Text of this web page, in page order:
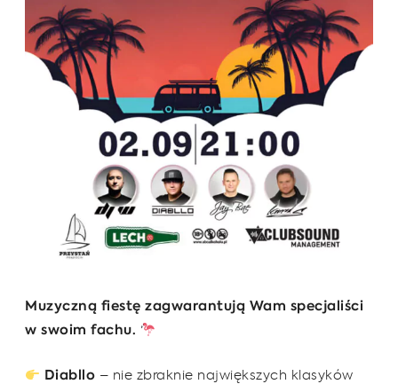
Muzyczną fiestę zagwarantują Wam specjaliści
w swoim fachu.
Diabllo – nie zbraknie największych klasyków